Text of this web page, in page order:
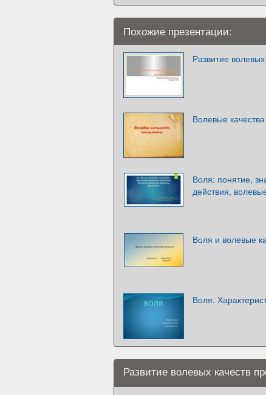
Похожие презентации:
Развитие
Волевые
Воля: понятие,
действия,
Воля и волевые
Воля.
Развитие волевых качеств